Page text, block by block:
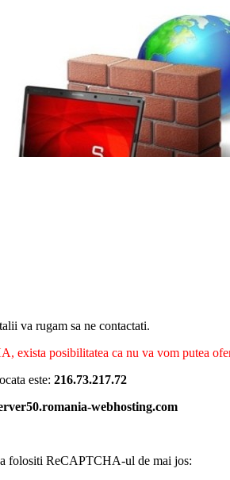
va rugam sa ne contactati.
exista posibilitatea ca nu va vom putea
este: 216.73.217.72
webhosting.com
folositi ReCAPTCHA-ul de mai jos: